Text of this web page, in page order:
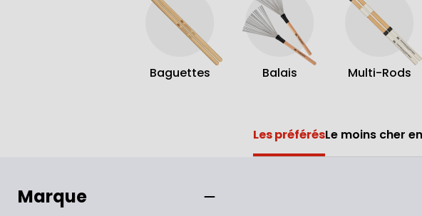
Baguettes Balais Multi-Rods
Les préférésLe moins cher
Marque